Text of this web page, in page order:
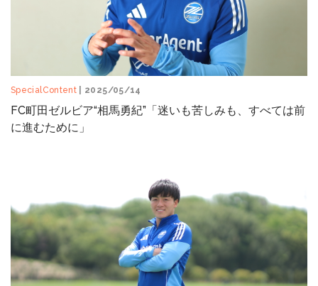
SpecialContent | 2025/05/14
FC町田ゼルビア“相馬勇紀”「迷いも苦しみも、すべては前
に進むために」